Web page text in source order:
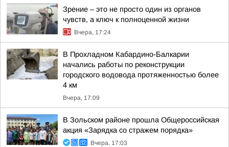
Зрение – это не просто один из органов
чувств, а ключ к полноценной жизни
Вчера, 17:24
В Прохладном Кабардино-Балкарии
начались работы по реконструкции
городского водовода протяженностью более
4 км
Вчера, 17:09
В Зольском районе прошла Общероссийская
акция «Зарядка со стражем порядка»
Вчера, 17:03